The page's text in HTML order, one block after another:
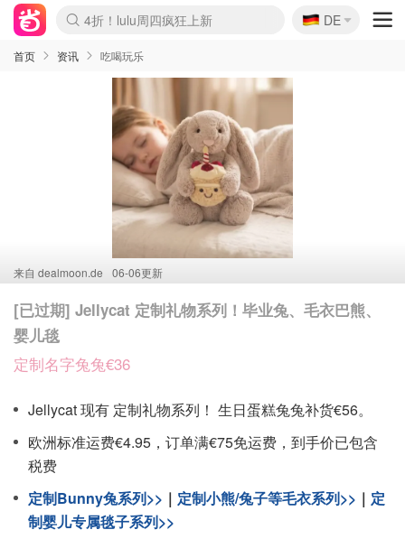
Boticinal 夏促开抢！
4折！lulu周四疯狂上新
还没结束！&OtherStories大促
Joybuy变相75折 随时失效
速领！Stanley独家85折
疑似霸哥！Camper额外叠85折
Zalando 奥莱闪促！每日更新
Moncler反季囤！5折起+叠9折
Coach Brooklyn仅€192
🇩🇪
DE
首页 资讯 吃喝玩乐
来自 dealmoon.de 06-06更新
[已过期] Jellycat 定制礼物系列！毕业兔、毛衣巴熊、
婴儿毯
定制名字兔兔€36
Jellycat 现有 定制礼物系列！ 生日蛋糕兔兔补货€56。
欧洲标准运费€4.95，订单满€75免运费，到手价已包含
税费
定制Bunny兔系列>> ｜ 定制小熊/兔子等毛衣系列>> ｜ 定
制婴儿专属毯子系列>>